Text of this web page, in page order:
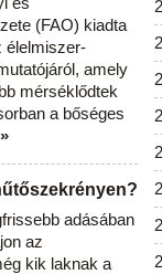
(FAO) kiadta
élelmiszer-
amely
mérséklődtek
a bőséges
adásában
az
kik laknak a